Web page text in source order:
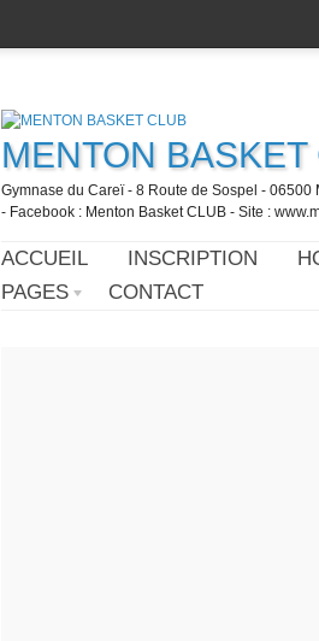
MENTON BASKET
Gymnase du Careï - 8 Route de Sospel -
- Facebook : Menton Basket CLUB - Site :
ACCUEIL INSCRIPTION
PAGES
CONTACT